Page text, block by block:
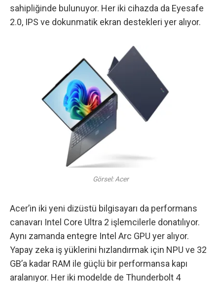
sahipliğinde bulunuyor. Her iki cihazda da Eyesafe
2.0, IPS ve dokunmatik ekran destekleri yer alıyor.
Görsel: Acer
Acer’in iki yeni dizüstü bilgisayarı da performans
canavarı Intel Core Ultra 2 işlemcilerle donatılıyor.
Aynı zamanda entegre Intel Arc GPU yer alıyor.
Yapay zeka iş yüklerini hızlandırmak için NPU ve 32
GB’a kadar RAM ile güçlü bir performansa kapı
aralanıyor. Her iki modelde de Thunderbolt 4